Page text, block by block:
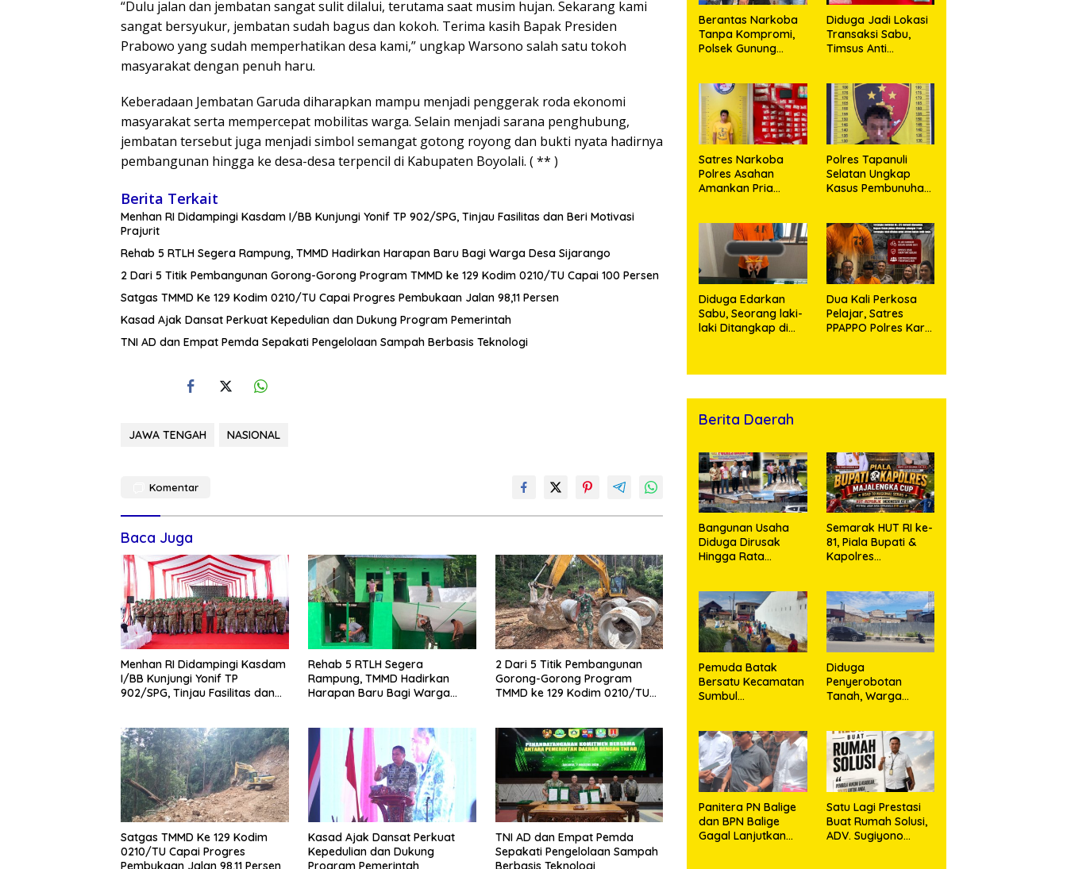
“Dulu jalan dan jembatan sangat sulit dilalui, terutama saat musim hujan. Sekarang kami
sangat bersyukur, jembatan sudah bagus dan kokoh. Terima kasih Bapak Presiden
Prabowo yang sudah memperhatikan desa kami,” ungkap Warsono salah satu tokoh
masyarakat dengan penuh haru.
Keberadaan Jembatan Garuda diharapkan mampu menjadi penggerak roda ekonomi
masyarakat serta mempercepat mobilitas warga. Selain menjadi sarana penghubung,
jembatan tersebut juga menjadi simbol semangat gotong royong dan bukti nyata hadirnya
pembangunan hingga ke desa-desa terpencil di Kabupaten Boyolali. ( ** )
Berita Terkait
Menhan RI Didampingi Kasdam I/BB Kunjungi Yonif TP 902/SPG, Tinjau Fasilitas dan Beri Motivasi
Prajurit
Rehab 5 RTLH Segera Rampung, TMMD Hadirkan Harapan Baru Bagi Warga Desa Sijarango
2 Dari 5 Titik Pembangunan Gorong-Gorong Program TMMD ke 129 Kodim 0210/TU Capai 100 Persen
Satgas TMMD Ke 129 Kodim 0210/TU Capai Progres Pembukaan Jalan 98,11 Persen
Kasad Ajak Dansat Perkuat Kepedulian dan Dukung Program Pemerintah
TNI AD dan Empat Pemda Sepakati Pengelolaan Sampah Berbasis Teknologi
JAWA TENGAH NASIONAL
Komentar
Baca Juga
Menhan RI Didampingi Kasdam
I/BB Kunjungi Yonif TP
902/SPG, Tinjau Fasilitas dan
Rehab 5 RTLH Segera
Rampung, TMMD Hadirkan
Harapan Baru Bagi Warga
2 Dari 5 Titik Pembangunan
Gorong-Gorong Program
TMMD ke 129 Kodim 0210/TU
Satgas TMMD Ke 129 Kodim
0210/TU Capai Progres
Kasad Ajak Dansat Perkuat
Kepedulian dan Dukung
TNI AD dan Empat Pemda
Sepakati Pengelolaan Sampah
Berantas Narkoba
Tanpa Kompromi,
Polsek Gunung
Nagori Karangsari
Diduga Jadi Lokasi
Transaksi Sabu,
Timsus Anti
Seorang Pria
dengan Barang
Bukti 63,67 Gram
Sabu
Satres Narkoba
Polres Asahan
Amankan Pria
Bukti
Polres Tapanuli
Selatan Ungkap
Kasus Pembunuhan
Anak, Pelaku
Ditangkap
Diduga Edarkan
Sabu, Seorang laki-
laki Ditangkap di
Klip
Dua Kali Perkosa
Pelajar, Satres
PPAPPO Polres Karo
Berita Daerah
Bangunan Usaha
Diduga Dirusak
Hingga Rata
Kirana Ujung dan
Masro Ujung Resmi
Tempuh Jalur
Hukum
Semarak HUT RI ke-
81, Piala Bupati &
Kapolres
Semangat Generasi
Muda
Pemuda Batak
Bersatu Kecamatan
Sumbul
Pembersihan
Massal Sambut HUT
Korem 023/KS dan
HUT Ke-81
Kemerdekaan RI
Diduga
Penyerobotan
Tanah, Warga
Memperjuangkan
Hak Kepemilikan
Panitera PN Balige
dan BPN Balige
Gagal Lanjutkan
Satu Lagi Prestasi
Buat Rumah Solusi,
ADV. Sugiyono